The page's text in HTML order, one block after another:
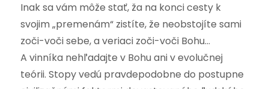
Inak sa vám môže stať, ža na konci cesty k
svojim „premenám“ zistíte, že neobstojíte sami
zoči-voči sebe, a veriaci zoči-voči Bohu…
A vinníka nehľadajte v Bohu ani v evolučnej
teórii. Stopy vedú pravdepodobne do postupne